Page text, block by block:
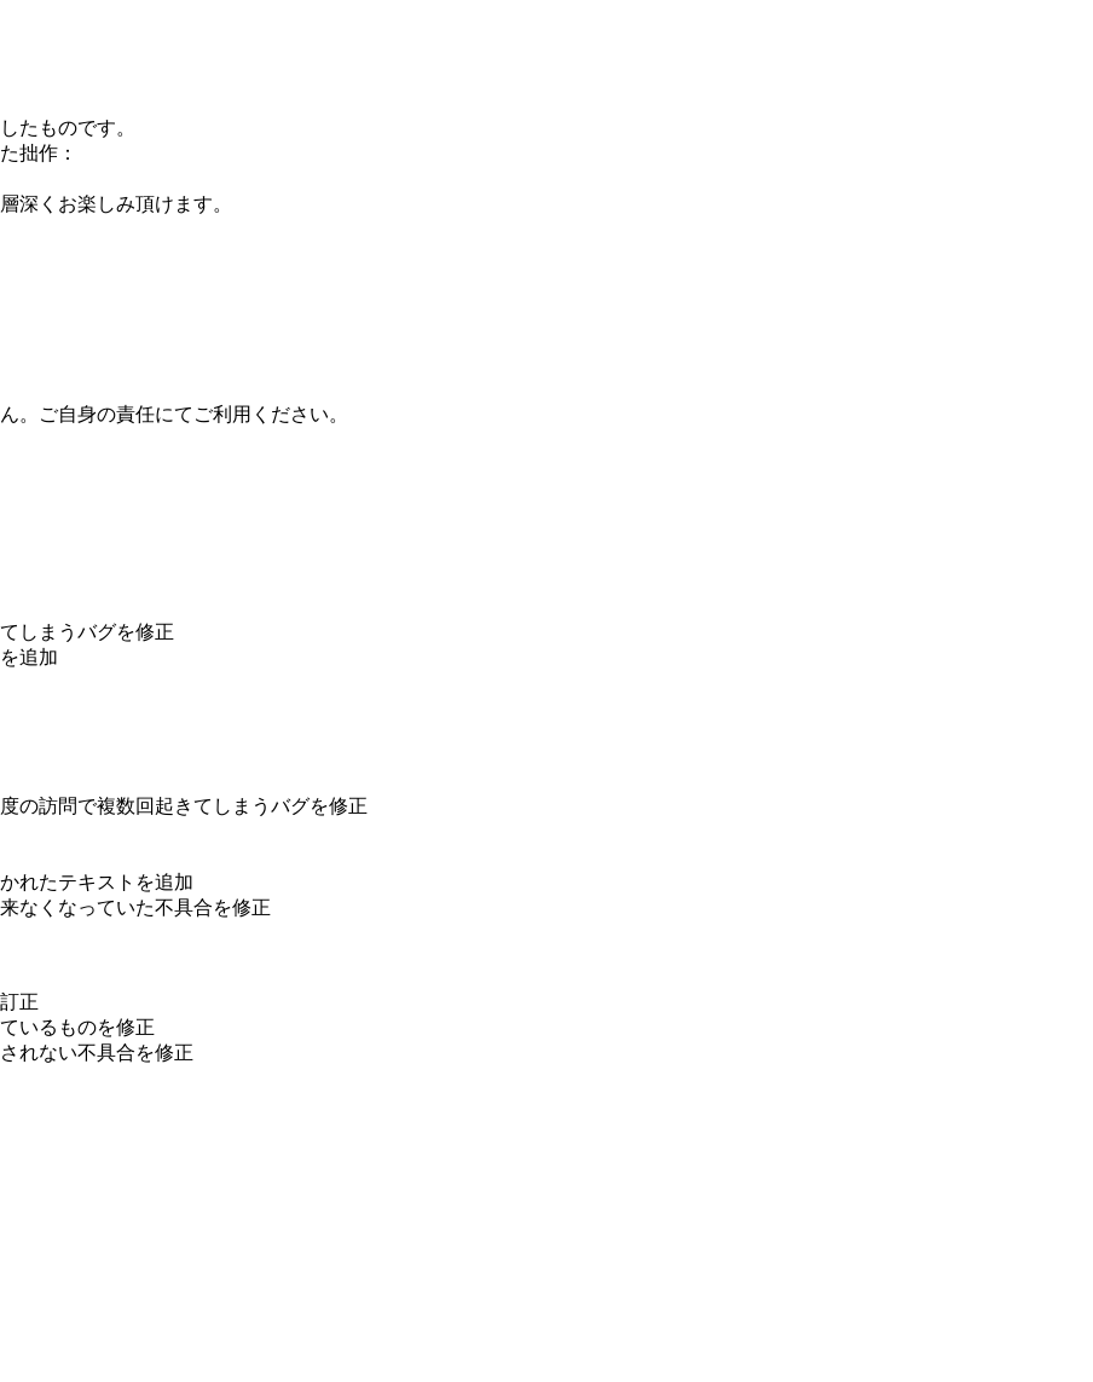
たものです。
拙作：
深くお楽しみ頂けます。
。ご自身の責任にてご利用ください。
しまうバグを修正
追加
の訪問で複数回起きてしまうバグを修正
れたテキストを追加
なくなっていた不具合を修正
正
いるものを修正
れない不具合を修正